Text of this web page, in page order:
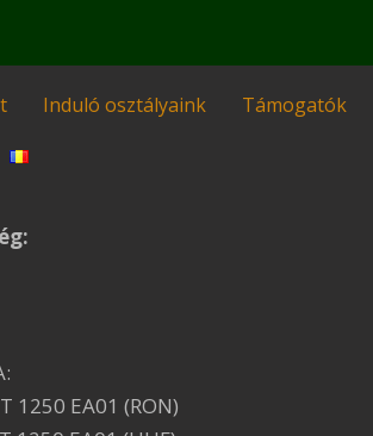
Induló osztályaink Támogatók
1250 EA01 (RON)